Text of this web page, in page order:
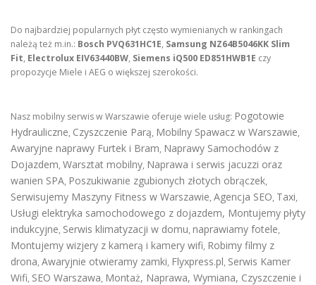
Do najbardziej popularnych płyt często wymienianych w rankingach
należą też m.in.: Bosch PVQ631HC1E, Samsung NZ64B5046KK Slim
Fit, Electrolux EIV63440BW, Siemens iQ500 ED851HWB1E czy
propozycje Miele i AEG o większej szerokości.
Nasz mobilny serwis w Warszawie oferuje wiele usług: Pogotowie
Hydrauliczne, Czyszczenie Parą, Mobilny Spawacz w Warszawie,
Awaryjne naprawy Furtek i Bram, Naprawy Samochodów z
Dojazdem, Warsztat mobilny, Naprawa i serwis jacuzzi oraz
wanien SPA, Poszukiwanie zgubionych złotych obrączek,
Serwisujemy Maszyny Fitness w Warszawie, Agencja SEO, Taxi,
Usługi elektryka samochodowego z dojazdem, Montujemy płyty
indukcyjne, Serwis klimatyzacji w domu, naprawiamy fotele,
Montujemy wizjery z kamerą i kamery wifi, Robimy filmy z
drona, Awaryjnie otwieramy zamki, Flyxpress.pl, Serwis Kamer
Wifi, SEO Warszawa, Montaż, Naprawa, Wymiana, Czyszczenie i